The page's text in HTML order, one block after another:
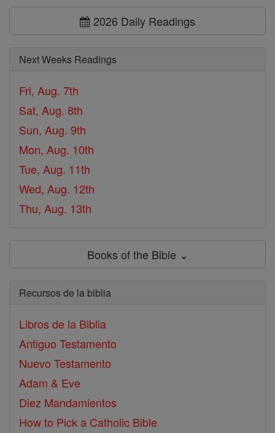
2026 Daily Readings
Next Weeks Readings
Fri, Aug. 7th
Sat, Aug. 8th
Sun, Aug. 9th
Mon, Aug. 10th
Tue, Aug. 11th
Wed, Aug. 12th
Thu, Aug. 13th
Books of the Bible ⌄
Recursos de la biblia
Libros de la Biblia
Antiguo Testamento
Nuevo Testamento
Adam & Eve
Diez Mandamientos
How to Pick a Catholic Bible